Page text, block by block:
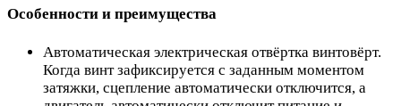
Особенности и преимущества
Автоматическая электрическая отвёртка винтовёрт.
Когда винт зафиксируется с заданным моментом
затяжки, сцепление автоматически отключится, а